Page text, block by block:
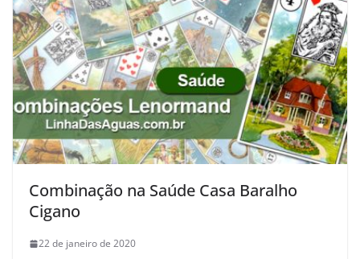
Combinação na Saúde Casa Baralho
Cigano
22 de janeiro de 2020